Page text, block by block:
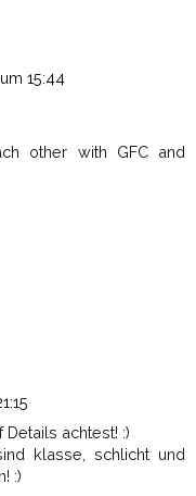
15:44
other with GFC and
achtest! :)
klasse, schlicht und
:)